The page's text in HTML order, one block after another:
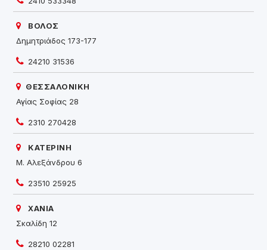
ΒΟΛΟΣ
Δημητριάδος 173-177
24210 31536
ΘΕΣΣΑΛΟΝΙΚΗ
Αγίας Σοφίας 28
2310 270428
ΚΑΤΕΡΙΝΗ
Μ. Αλεξάνδρου 6
23510 25925
ΧΑΝΙΑ
Σκαλίδη 12
28210 02281